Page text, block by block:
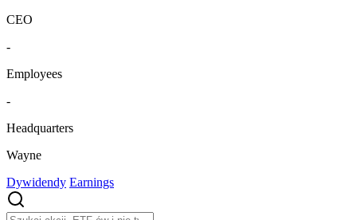
CEO
-
Employees
-
Headquarters
Wayne
Dywidendy Earnings